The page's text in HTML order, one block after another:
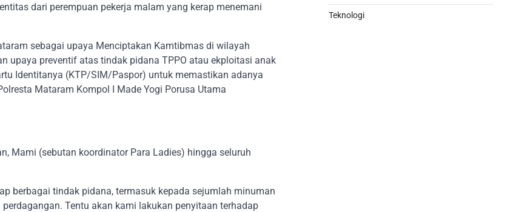
dari perempuan pekerja malam yang kerap menemani
sebagai upaya Menciptakan Kamtibmas di wilayah
upaya preventif atas tindak pidana TPPO atau ekploitasi anak
Identitanya (KTP/SIM/Paspor) untuk memastikan adanya
Mataram Kompol I Made Yogi Porusa Utama
Mami (sebutan koordinator Para Ladies) hingga seluruh
berbagai tindak pidana, termasuk kepada sejumlah minuman
Tentu akan kami lakukan penyitaan terhadap
Teknologi